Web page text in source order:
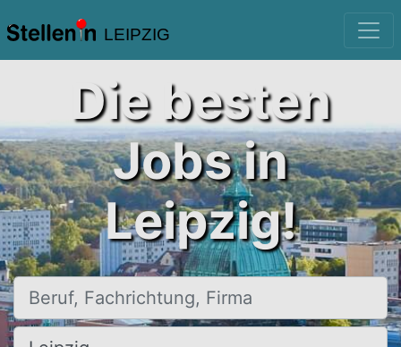
LEIPZIG
Die besten
Jobs in
Leipzig!
Beruf, Fachrichtung, Firma
Ort, Stadt